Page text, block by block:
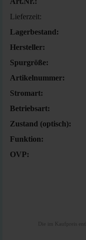
Lieferzeit:
Lagerbestand:
Hersteller:
Spurgröße:
Artikelnummer:
Stromart:
Betriebsart:
Zustand (optisch):
Funktion:
OVP:
Die im Kaufpreis